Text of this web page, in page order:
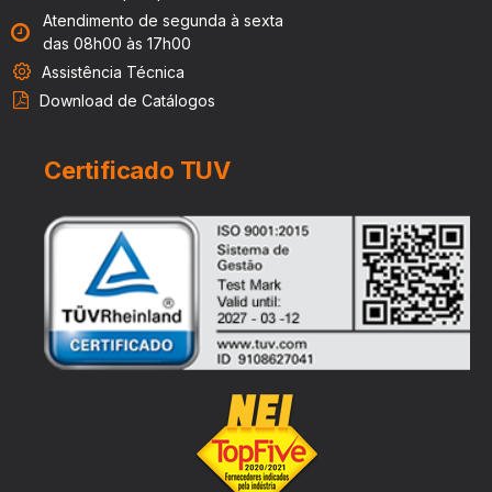
Atendimento de segunda à sexta
das 08h00 às 17h00
Assistência Técnica
Download de Catálogos
Certificado TUV